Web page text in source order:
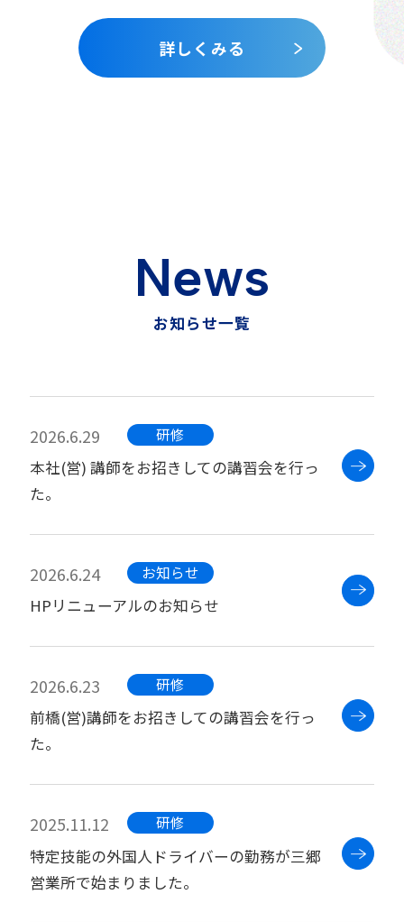
詳しくみる
News
お知らせ一覧
2026.6.29 研修
本社(営) 講師をお招きしての講習会を行っ
た。
2026.6.24 お知らせ
HPリニューアルのお知らせ
2026.6.23 研修
前橋(営)講師をお招きしての講習会を行っ
た。
2025.11.12 研修
特定技能の外国人ドライバーの勤務が三郷
営業所で始まりました。